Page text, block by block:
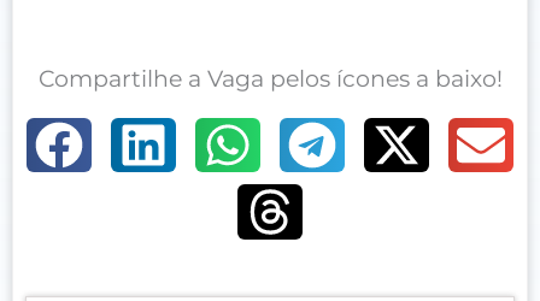
Compartilhe a Vaga pelos ícones a baixo!